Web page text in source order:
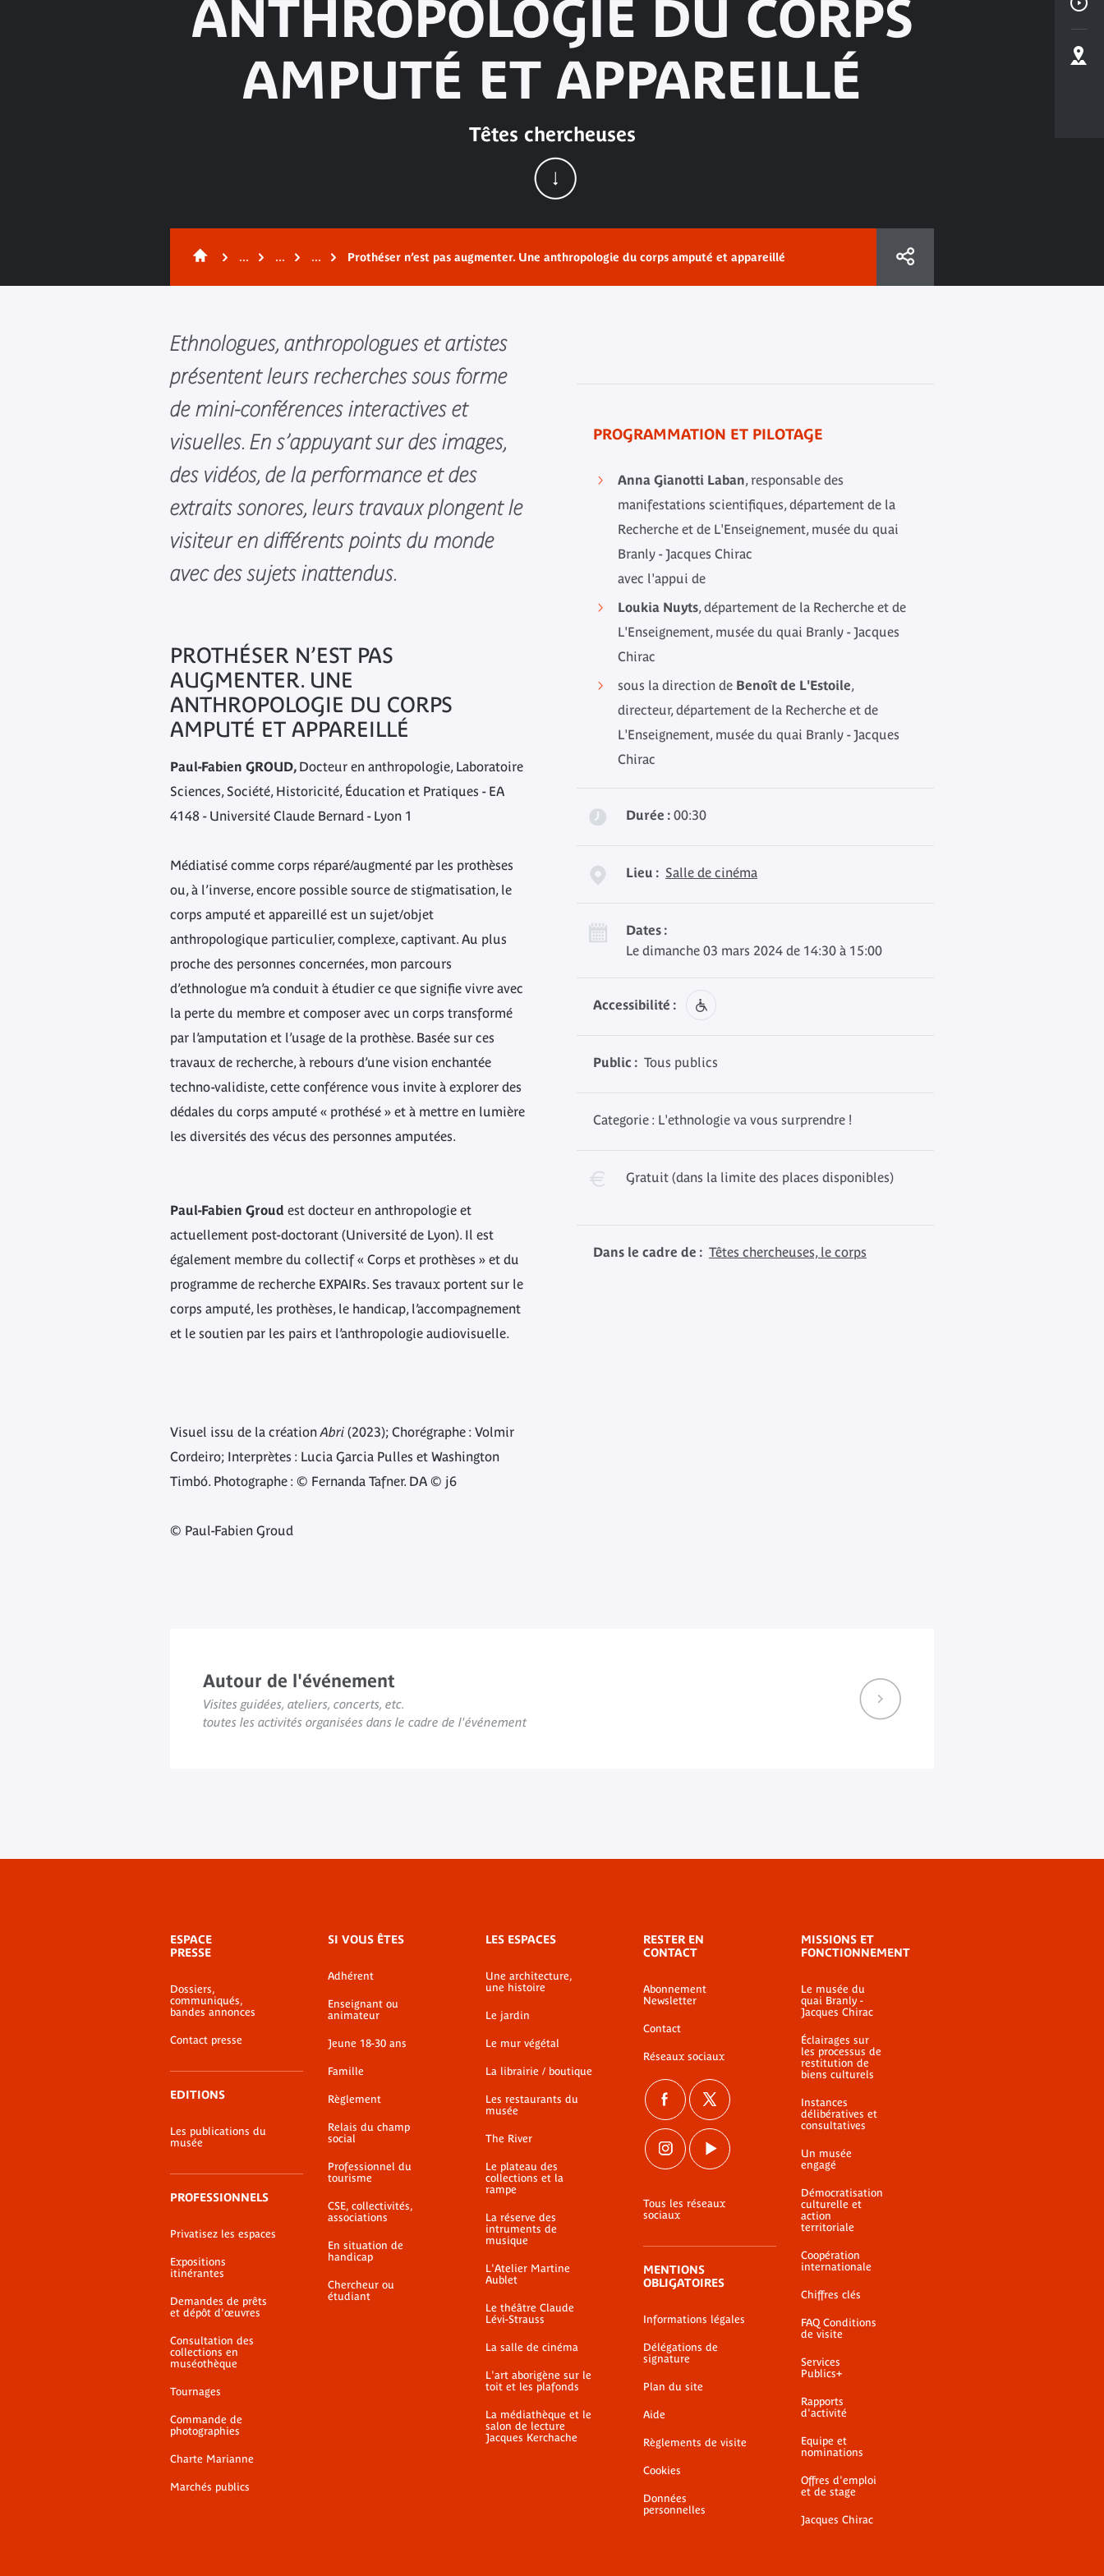
ANTHROPOLOGIE DU CORPS
AMPUTÉ ET APPAREILLÉ
Têtes chercheuses
... ... ... Prothéser n’est pas augmenter. Une anthropologie du corps amputé et appareillé
Ethnologues, anthropologues et artistes
présentent leurs recherches sous forme
de mini-conférences interactives et
visuelles. En s’appuyant sur des images,
des vidéos, de la performance et des
extraits sonores, leurs travaux plongent le
visiteur en différents points du monde
avec des sujets inattendus.
PROTHÉSER N’EST PAS
AUGMENTER. UNE
ANTHROPOLOGIE DU CORPS
AMPUTÉ ET APPAREILLÉ
Paul-Fabien GROUD, Docteur en anthropologie, Laboratoire
Sciences, Société, Historicité, Éducation et Pratiques - EA
4148 - Université Claude Bernard - Lyon 1
Médiatisé comme corps réparé/augmenté par les prothèses
ou, à l’inverse, encore possible source de stigmatisation, le
corps amputé et appareillé est un sujet/objet
anthropologique particulier, complexe, captivant. Au plus
proche des personnes concernées, mon parcours
d’ethnologue m’a conduit à étudier ce que signifie vivre avec
la perte du membre et composer avec un corps transformé
par l’amputation et l’usage de la prothèse. Basée sur ces
travaux de recherche, à rebours d’une vision enchantée
techno-validiste, cette conférence vous invite à explorer des
dédales du corps amputé « prothésé » et à mettre en lumière
les diversités des vécus des personnes amputées.
Paul-Fabien Groud est docteur en anthropologie et
actuellement post-doctorant (Université de Lyon). Il est
également membre du collectif « Corps et prothèses » et du
programme de recherche EXPAIRs. Ses travaux portent sur le
corps amputé, les prothèses, le handicap, l’accompagnement
et le soutien par les pairs et l’anthropologie audiovisuelle.
Visuel issu de la créationAbri (2023); Chorégraphe : Volmir
Cordeiro; Interprètes : Lucia Garcia Pulles et Washington
Timbó. Photographe : © Fernanda Tafner. DA © j6
© Paul-Fabien Groud
PROGRAMMATION ET PILOTAGE
Anna Gianotti Laban, responsable des
manifestations scientifiques, département de la
Recherche et de L'Enseignement, musée du quai
Branly - Jacques Chirac
avec l'appui de
Loukia Nuyts, département de la Recherche et de
L'Enseignement, musée du quai Branly - Jacques
Chirac
sous la direction de Benoît de L'Estoile,
directeur, département de la Recherche et de
L'Enseignement, musée du quai Branly - Jacques
Chirac
Durée : 00:30
Lieu : Salle de cinéma
Dates :
Le dimanche 03 mars 2024 de 14:30 à 15:00
Accessibilité :
Public : Tous publics
Categorie : L'ethnologie va vous surprendre !
Gratuit (dans la limite des places disponibles)
Dans le cadre de : Têtes chercheuses, le corps
Autour de l'événement
Visites guidées, ateliers, concerts, etc.
toutes les activités organisées dans le cadre de l'événement
de
bas-
page
ESPACE
PRESSE
Dossiers,
communiqués,
bandes annonces
Contact presse
EDITIONS
Les publications du
musée
PROFESSIONNELS
Privatisez les espaces
Expositions
itinérantes
Demandes de prêts
et dépôt d'œuvres
Consultation des
collections en
muséothèque
Tournages
Commande de
photographies
Charte Marianne
Marchés publics
SI VOUS ÊTES
Adhérent
Enseignant ou
animateur
Jeune 18-30 ans
Famille
Règlement
Relais du champ
social
Professionnel du
tourisme
CSE, collectivités,
associations
En situation de
handicap
Chercheur ou
étudiant
LES ESPACES
Une architecture,
une histoire
Le jardin
Le mur végétal
La librairie / boutique
Les restaurants du
musée
The River
Le plateau des
collections et la
rampe
La réserve des
intruments de
musique
L'Atelier Martine
Aublet
Le théâtre Claude
Lévi-Strauss
La salle de cinéma
L'art aborigène sur le
toit et les plafonds
La médiathèque et le
salon de lecture
Jacques Kerchache
RESTER EN
CONTACT
Abonnement
Newsletter
Contact
Réseaux sociaux
Tous les réseaux
sociaux
MENTIONS
OBLIGATOIRES
Informations légales
Délégations de
signature
Plan du site
Aide
Règlements de visite
Cookies
Données
personnelles
MISSIONS ET
FONCTIONNEMENT
Le musée du
quai Branly -
Jacques Chirac
Éclairages sur
les processus de
restitution de
biens culturels
Instances
délibératives et
consultatives
Un musée
engagé
Démocratisation
culturelle et
action
territoriale
Coopération
internationale
Chiffres clés
FAQ Conditions
de visite
Services
Publics+
Rapports
d'activité
Equipe et
nominations
Offres d'emploi
et de stage
Jacques Chirac